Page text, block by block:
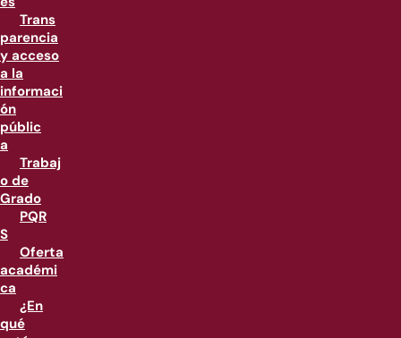
Trans
parencia
y acceso
a la
informaci
ón
públic
a
Trabaj
o de
Grado
PQR
S
Oferta
académi
ca
¿En
qué